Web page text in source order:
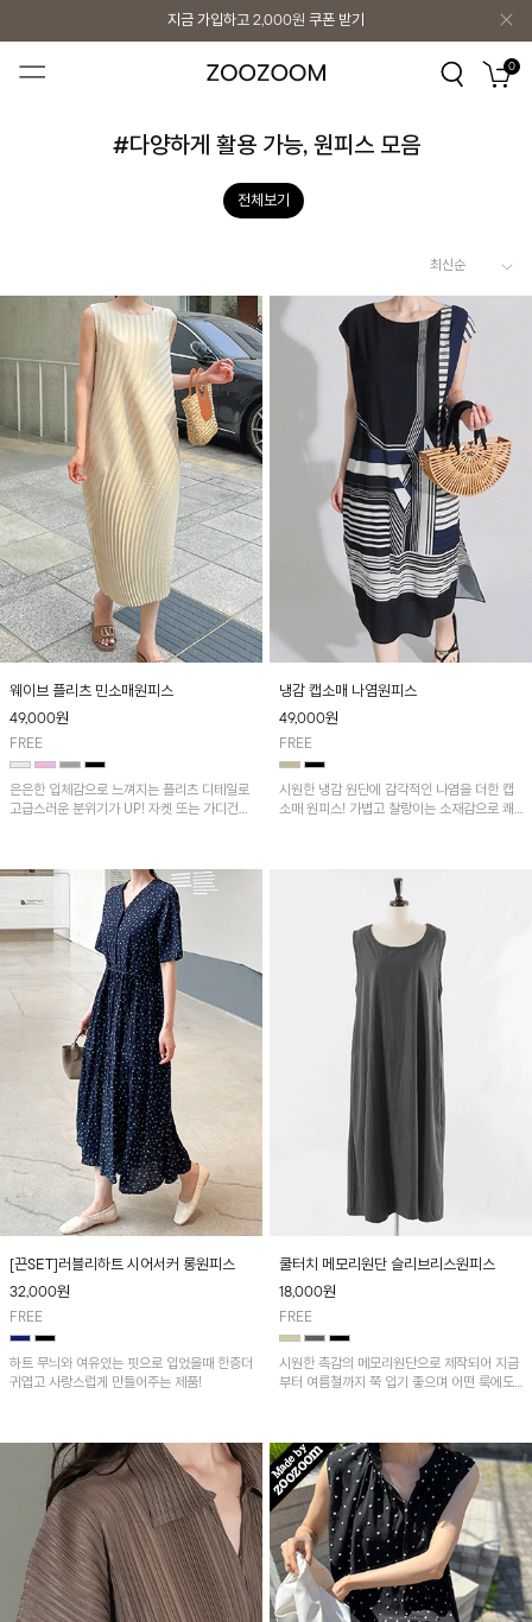
지금 가입하고 2,000원 쿠폰 받기
지금 가입하고 2,000원 쿠폰 받기 0
#다양하게 활용 가능, 원피스 모음
전체보기
웨이브 플리츠 민소매원피스
49,000원
FREE
은은한 입체감으로 느껴지는 플리츠 디테일로
고급스러운 분위기가 UP! 자켓 또는 가디건과
냉감 캡소매 나염원피스
49,000원
FREE
시원한 냉감 원단에 감각적인 나염을 더한 캡
소매 원피스! 가볍고 찰랑이는 소재감으로 쾌
[끈SET]러블리하트 시어서커 롱원피스
32,000원
FREE
하트 무늬와 여유있는 핏으로 입었을때 한층더
귀엽고 사랑스럽게 만들어주는 제품!
쿨터치 메모리원단 슬리브리스원피스
18,000원
FREE
시원한 촉감의 메모리원단으로 제작되어 지금
부터 여름철까지 쭉 입기 좋으며 어떤 룩에도